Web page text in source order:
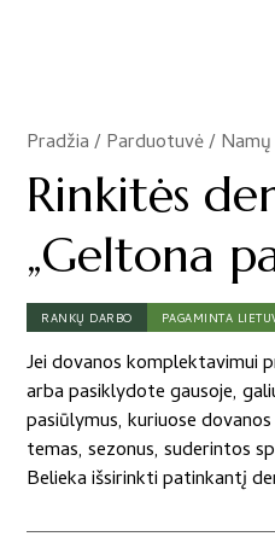
Pradžia/Parduotuvė//
Rinkitės
„Geltona
RANKŲ DARBO PAGAMINTA
Jei dovanos komplektavimui
arba pasiklydote gausoje,
pasiūlymus, kuriuose
temas, sezonus, suderintos
Belieka išsirinkti patinkantį